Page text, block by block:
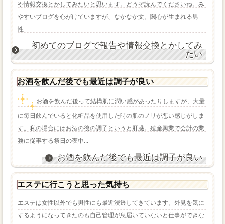
や情報交換とかしてみたいと思います。どうぞ読んでくださいね。み
やすいブログを心がけていますが、なかなか文。関心が生まれる男
性...
初めてのブログで報告や情報交換とかしてみ
たい
お酒を飲んだ後でも最近は調子が良い
お酒を飲んだ後って結構肌に潤い感があったりしますが、大量
に毎日飲んでいると化粧品を使用した時の肌のノリが悪い感じがしま
す。私の場合にはお酒の後の調子というと肝臓。殖産興業で会計の業
務に従事する祭日の夜中...
お酒を飲んだ後でも最近は調子が良い
エステに行こうと思った気持ち
エステは女性以外でも男性にも最近浸透してきています。外見を気に
するようになってきたのも自己管理が息届いていないと仕事ができな